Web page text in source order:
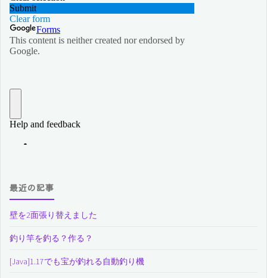
最近の記事
壁を2面張り替えました
釣り竿を釣る？作る？
[Java]1.17でも宝が釣れる自動釣り機